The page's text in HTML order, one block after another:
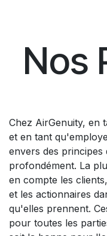
Nos
Chez AirGenuity, en
et en tant
envers des
profondément. La
en compte les
et les actionnaires
qu'elles prennent.
pour toutes les